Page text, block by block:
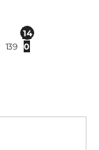
139
14
0